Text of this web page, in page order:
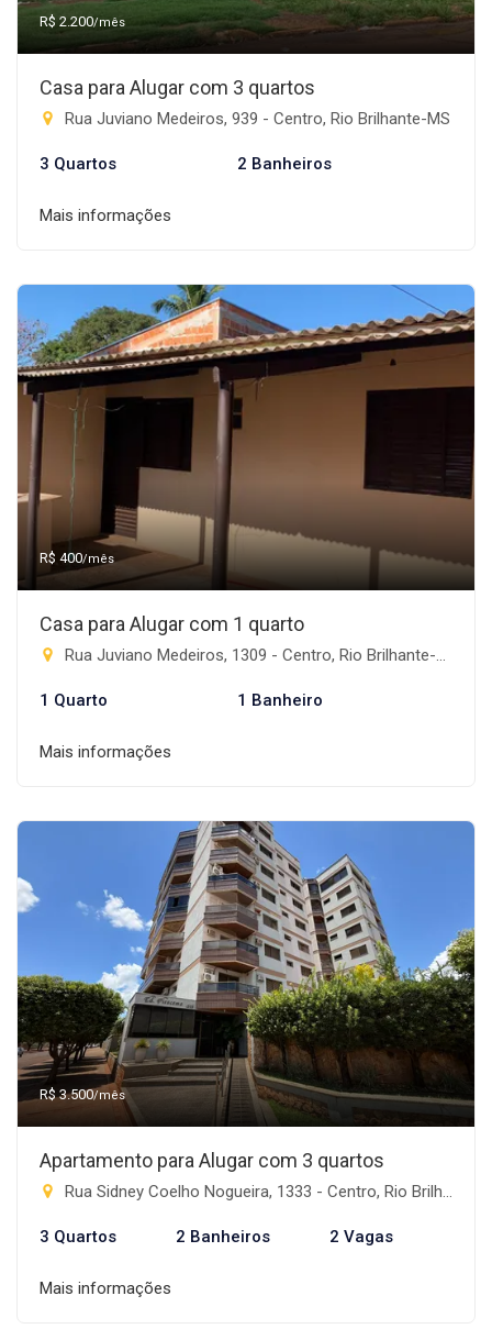
R$ 2.200/mês
Casa para Alugar com 3 quartos
Rua Juviano Medeiros, 939 - Centro, Rio Brilhante-MS
3 Quartos 2 Banheiros
Mais informações
R$ 400/mês
Casa para Alugar com 1 quarto
Rua Juviano Medeiros, 1309 - Centro, Rio Brilhante-MS
1 Quarto 1 Banheiro
Mais informações
R$ 3.500/mês
Apartamento para Alugar com 3 quartos
Rua Sidney Coelho Nogueira, 1333 - Centro, Rio Brilhante-MS
3 Quartos 2 Banheiros 2 Vagas
Mais informações